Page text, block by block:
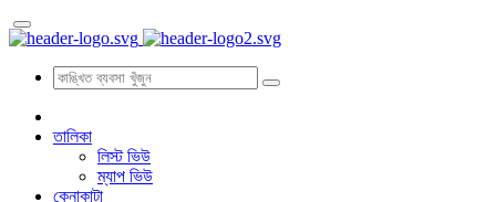
তালিকা
লিস্ট ভিউ
ম্যাপ ভিউ
কেনাকাটা